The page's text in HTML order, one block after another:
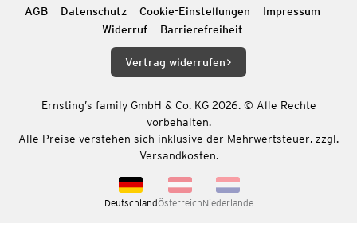
AGB Datenschutz Cookie-Einstellungen
Impressum
Widerruf
Barrierefreiheit
Vertrag widerrufen
Ernsting’s family GmbH & Co. KG 2026. © Alle Rechte
vorbehalten.
Alle Preise verstehen sich inklusive der Mehrwertsteuer, zzgl.
Versandkosten.
DeutschlandÖsterreichNiederlande